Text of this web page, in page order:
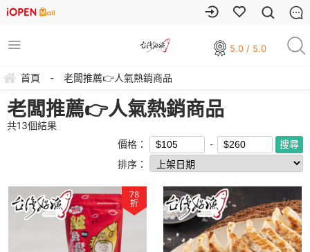
5.0 / 5.0
首頁 - 老闆推薦👉人氣熱銷商品
老闆推薦👉人氣熱銷商品
共13個結果
價格：
排序：
78
折